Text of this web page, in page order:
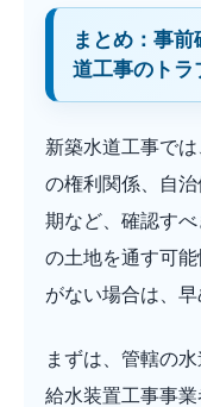
まとめ：事
道工事のトラ
新築水道工事で
の権利関係、自
期など、確認す
の土地を通す可
がない場合は、早
まずは、管轄の
給水装置工事事